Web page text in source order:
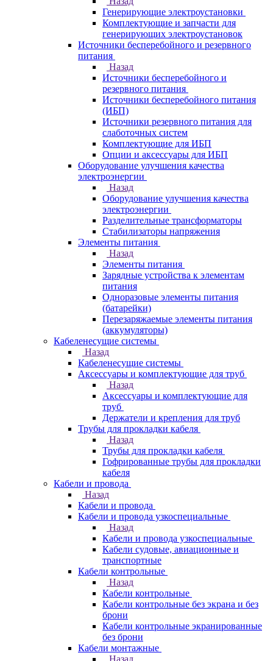
Генерирующие электроустановки
Комплектующие и запчасти для
генерирующих электроустановок
Источники бесперебойного и резервного
питания
Назад
Источники бесперебойного и
резервного питания
Источники бесперебойного питания
(ИБП)
Источники резервного питания для
слаботочных систем
Комплектующие для ИБП
Опции и аксессуары для ИБП
Оборудование улучшения качества
электроэнергии
Назад
Оборудование улучшения качества
электроэнергии
Разделительные трансформаторы
Стабилизаторы напряжения
Элементы питания
Назад
Элементы питания
Зарядные устройства к элементам
питания
Одноразовые элементы питания
(батарейки)
Перезаряжаемые элементы питания
(аккумуляторы)
Кабеленесущие системы
Назад
Кабеленесущие системы
Аксессуары и комплектующие для труб
Назад
Аксессуары и комплектующие для
труб
Держатели и крепления для труб
Трубы для прокладки кабеля
Назад
Трубы для прокладки кабеля
Гофрированные трубы для прокладки
кабеля
Кабели и провода
Назад
Кабели и провода
Кабели и провода узкоспециальные
Назад
Кабели и провода узкоспециальные
Кабели судовые, авиационные и
транспортные
Кабели контрольные
Назад
Кабели контрольные
Кабели контрольные без экрана и без
брони
Кабели контрольные экранированные
без брони
Кабели монтажные
Назад